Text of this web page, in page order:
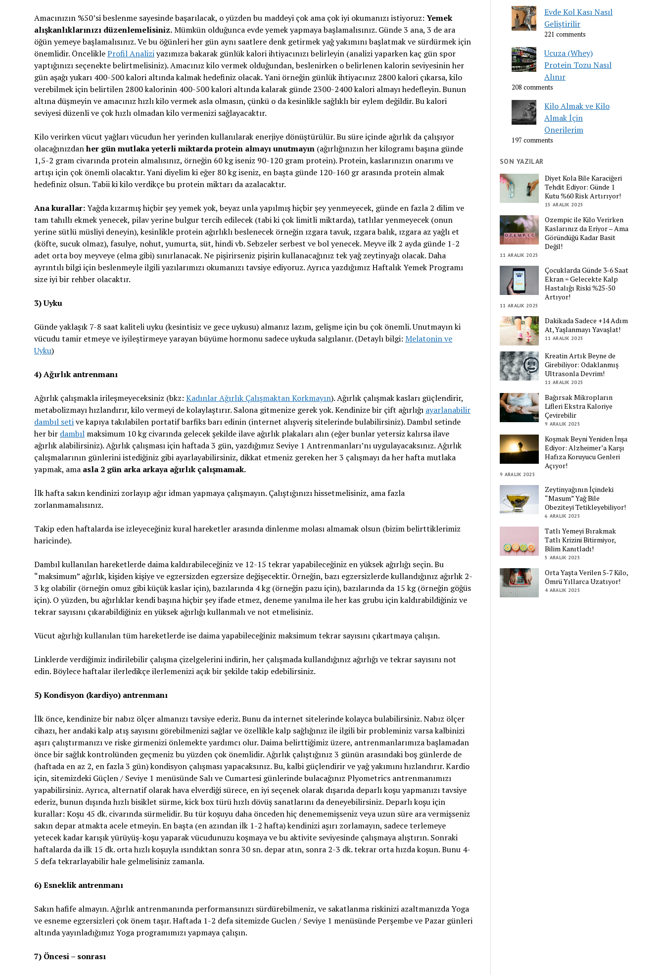
Amacınızın %50’si beslenme sayesinde başarılacak, o yüzden bu maddeyi çok ama çok iyi okumanızı istiyoruz: Yemek
alışkanlıklarınızı düzenlemelisiniz.Mümkün olduğunca evde yemek yapmaya başlamalısınız. Günde 3 ana, 3 de ara
öğün yemeye başlamalısınız. Ve bu öğünleri her gün aynı saatlere denk getirmek yağ yakımını başlatmak ve sürdürmek için
önemlidir. ÖncelikleProfil Analiziyazımıza bakarak günlük kalori ihtiyacınızı belirleyin (analizi yaparken kaç gün spor
yaptığınızı seçenekte belirtmelisiniz). Amacınız kilo vermek olduğundan, beslenirken o belirlenen kalorin seviyesinin her
gün aşağı yukarı 400-500 kalori altında kalmak hedefiniz olacak. Yani örneğin günlük ihtiyacınız 2800 kalori çıkarsa, kilo
verebilmek için belirtilen 2800 kalorinin 400-500 kalori altında kalarak günde 2300-2400 kalori almayı hedefleyin. Bunun
altına düşmeyin ve amacınız hızlı kilo vermek asla olmasın, çünkü o da kesinlikle sağlıklı bir eylem değildir. Bu kalori
seviyesi düzenli ve çok hızlı olmadan kilo vermenizi sağlayacaktır.
Kilo verirken vücut yağları vücudun her yerinden kullanılarak enerjiye dönüştürülür. Bu süre içinde ağırlık da çalışıyor
olacağınızdanher gün mutlaka yeterli miktarda protein almayı unutmayın(ağırlığınızın her kilogramı başına günde
1,5-2 gram civarında protein almalısınız, örneğin 60 kg iseniz 90-120 gram protein). Protein, kaslarınızın onarımı ve
artışı için çok önemli olacaktır. Yani diyelim ki eğer 80 kg iseniz, en başta günde 120-160 gr arasında protein almak
hedefiniz olsun. Tabii ki kilo verdikçe bu protein miktarı da azalacaktır.
Ana kurallar:Yağda kızarmış hiçbir şey yemek yok, beyaz unla yapılmış hiçbir şey yenmeyecek, günde en fazla 2 dilim ve
tam tahıllı ekmek yenecek, pilav yerine bulgur tercih edilecek (tabi ki çok limitli miktarda), tatlılar yenmeyecek (onun
yerine sütlü müsliyi deneyin), kesinlikle protein ağırlıklı beslenecek örneğin ızgara tavuk, ızgara balık, ızgara az yağlı et
(köfte, sucuk olmaz), fasulye, nohut, yumurta, süt, hindi vb. Sebzeler serbest ve bol yenecek. Meyve ilk 2 ayda günde 1-2
adet orta boy meyveye (elma gibi) sınırlanacak. Ne pişirirseniz pişirin kullanacağınız tek yağ zeytinyağı olacak. Daha
ayrıntılı bilgi için beslenmeyle ilgili yazılarımızı okumanızı tavsiye ediyoruz. Ayrıca yazdığımız Haftalık Yemek Programı
size iyi bir rehber olacaktır.
3) Uyku
Günde yaklaşık 7-8 saat kaliteli uyku (kesintisiz ve gece uykusu) almanız lazım, gelişme için bu çok önemli. Unutmayın ki
vücudu tamir etmeye ve iyileştirmeye yarayan büyüme hormonu sadece uykuda salgılanır. (Detaylı bilgi: Melatonin ve
Uyku)
4) Ağırlık antrenmanı
Ağırlık çalışmakla irileşmeyeceksiniz (bkz: Kadınlar Ağırlık Çalışmaktan Korkmayın). Ağırlık çalışmak kasları güçlendirir,
metabolizmayı hızlandırır, kilo vermeyi de kolaylaştırır. Salona gitmenize gerek yok. Kendinize bir çift ağırlığı ayarlanabilir
dambıl setive kapıya takılabilen portatif barfiks barı edinin (internet alışveriş sitelerinde bulabilirsiniz). Dambıl setinde
her bir dambılmaksimum 10 kg civarında gelecek şekilde ilave ağırlık plakaları alın (eğer bunlar yetersiz kalırsa ilave
ağırlık alabilirsiniz). Ağırlık çalışması için haftada 3 gün, yazdığımız Seviye 1 Antrenmanları’nı uygulayacaksınız. Ağırlık
çalışmalarının günlerini istediğiniz gibi ayarlayabilirsiniz, dikkat etmeniz gereken her 3 çalışmayı da her hafta mutlaka
yapmak, ama asla 2 gün arka arkaya ağırlık çalışmamak.
İlk hafta sakın kendinizi zorlayıp ağır idman yapmaya çalışmayın. Çalıştığınızı hissetmelisiniz, ama fazla
zorlanmamalısınız.
Takip eden haftalarda ise izleyeceğiniz kural hareketler arasında dinlenme molası almamak olsun (bizim belirttiklerimiz
haricinde).
Dambıl kullanılan hareketlerde daima kaldırabileceğiniz ve 12-15 tekrar yapabileceğiniz en yüksek ağırlığı seçin. Bu
“maksimum” ağırlık, kişiden kişiye ve egzersizden egzersize değişecektir. Örneğin, bazı egzersizlerde kullandığınız ağırlık 2-
3 kg olabilir (örneğin omuz gibi küçük kaslar için), bazılarında 4 kg (örneğin pazu için), bazılarında da 15 kg (örneğin göğüs
için). O yüzden, bu ağırlıklar kendi başına hiçbir şey ifade etmez, deneme yanılma ile her kas grubu için kaldırabildiğiniz ve
tekrar sayısını çıkarabildiğiniz en yüksek ağırlığı kullanmalı ve not etmelisiniz.
Vücut ağırlığı kullanılan tüm hareketlerde ise daima yapabileceğiniz maksimum tekrar sayısını çıkartmaya çalışın.
Linklerde verdiğimiz indirilebilir çalışma çizelgelerini indirin, her çalışmada kullandığınız ağırlığı ve tekrar sayısını not
edin. Böylece haftalar ilerledikçe ilerlemenizi açık bir şekilde takip edebilirsiniz.
5) Kondisyon (kardiyo) antrenmanı
İlk önce, kendinize bir nabız ölçer almanızı tavsiye ederiz. Bunu da internet sitelerinde kolayca bulabilirsiniz. Nabız ölçer
cihazı, her andaki kalp atış sayısını görebilmenizi sağlar ve özellikle kalp sağlığınız ile ilgili bir probleminiz varsa kalbinizi
aşırı çalıştırmanızı ve riske girmenizi önlemekte yardımcı olur. Daima belirttiğimiz üzere, antrenmanlarımıza başlamadan
önce bir sağlık kontrolünden geçmeniz bu yüzden çok önemlidir. Ağırlık çalıştığınız 3 günün arasındaki boş günlerde de
(haftada en az 2, en fazla 3 gün) kondisyon çalışması yapacaksınız. Bu, kalbi güçlendirir ve yağ yakımını hızlandırır. Kardio
için, sitemizdeki Güçlen / Seviye 1 menüsünde Salı ve Cumartesi günlerinde bulacağınız Plyometrics antrenmanımızı
yapabilirsiniz. Ayrıca, alternatif olarak hava elverdiği sürece, en iyi seçenek olarak dışarıda deparlı koşu yapmanızı tavsiye
ederiz, bunun dışında hızlı bisiklet sürme, kick box türü hızlı dövüş sanatlarını da deneyebilirsiniz. Deparlı koşu için
kurallar: Koşu 45 dk. civarında sürmelidir. Bu tür koşuyu daha önceden hiç denememişseniz veya uzun süre ara vermişseniz
sakın depar atmakta acele etmeyin. En başta (en azından ilk 1-2 hafta) kendinizi aşırı zorlamayın, sadece terlemeye
yetecek kadar karışık yürüyüş-koşu yaparak vücudunuzu koşmaya ve bu aktivite seviyesinde çalışmaya alıştırın. Sonraki
haftalarda da ilk 15 dk. orta hızlı koşuyla ısındıktan sonra 30 sn. depar atın, sonra 2-3 dk. tekrar orta hızda koşun. Bunu 4-
5 defa tekrarlayabilir hale gelmelisiniz zamanla.
6) Esneklik antrenmanı
Sakın hafife almayın. Ağırlık antrenmanında performansınızı sürdürebilmeniz, ve sakatlanma riskinizi azaltmanızda Yoga
ve esneme egzersizleri çok önem taşır. Haftada 1-2 defa sitemizde Guclen / Seviye 1 menüsünde Perşembe ve Pazar günleri
altında yayınladığımız Yoga programımızı yapmaya çalışın.
7) Öncesi – sonrası
Evde Kol Kası Nasıl
Geliştirilir
221 comments
Ucuza (Whey)
Protein Tozu Nasıl
Alınır
208 comments
Kilo Almak ve Kilo
Almak İçin
Önerilerim
197 comments
SON YAZILAR
Diyet Kola Bile Karaciğeri
Tehdit Ediyor: Günde 1
Kutu %60 Risk Artırıyor!
15 ARALIK 2025
Ozempic ile Kilo Verirken
Kaslarınız da Eriyor – Ama
Göründüğü Kadar Basit
Değil!
11 ARALIK 2025
Çocuklarda Günde 3-6 Saat
Ekran = Gelecekte Kalp
Hastalığı Riski %25-50
Artıyor!
11 ARALIK 2025
Dakikada Sadece +14 Adım
At, Yaşlanmayı Yavaşlat!
11 ARALIK 2025
Kreatin Artık Beyne de
Girebiliyor: Odaklanmış
Ultrasonla Devrim!
11 ARALIK 2025
Bağırsak Mikropların
Lifleri Ekstra Kaloriye
Çevirebilir
9 ARALIK 2025
Koşmak Beyni Yeniden İnşa
Ediyor: Alzheimer’a Karşı
Hafıza Koruyucu Genleri
Açıyor!
9 ARALIK 2025
Zeytinyağının İçindeki
“Masum” Yağ Bile
Obeziteyi Tetikleyebiliyor!
6 ARALIK 2025
Tatlı Yemeyi Bırakmak
Tatlı Krizini Bitirmiyor,
Bilim Kanıtladı!
5 ARALIK 2025
Orta Yaşta Verilen 5-7 Kilo,
Ömrü Yıllarca Uzatıyor!
4 ARALIK 2025